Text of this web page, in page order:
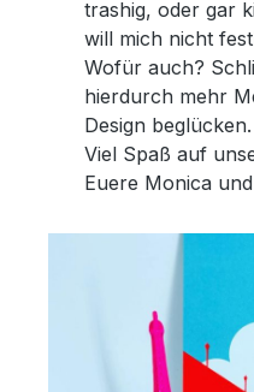
trashig, oder gar
will mich nicht
Wofür auch?
hierdurch mehr
Design beglücken.
Viel Spaß auf
Euere Monica